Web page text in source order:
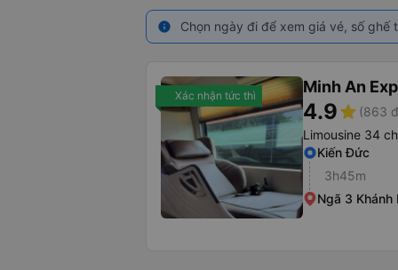
info Chọn ngày đi để xem giá vé, số
Xác nhận tức thì Minh An
4.9star (863
Limousine 34
Kiến Đức
3h45m
Ngã 3 Khánh